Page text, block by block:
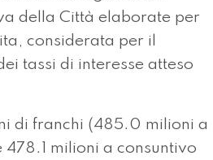
della Città elaborate per
considerata per il
tassi di interesse atteso
di franchi (485.0 milioni a
milioni a consuntivo